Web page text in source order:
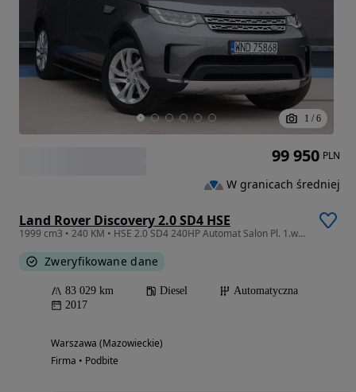
1 / 6
Land Rover Discovery 2.0 SD4 HSE
1999 cm3 • 240 KM • HSE 2.0 SD4 240HP Automat Salon Pl. 1.wł Panorama LED Serwis GWARANCJA
Zweryfikowane dane
83 029 km Diesel
Automatyczna
2017
Warszawa (Mazowieckie)
Firma • Podbite
99 950 PLN
W granicach średniej